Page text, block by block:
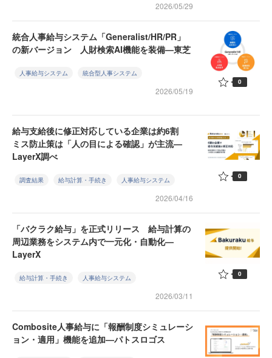
2026/05/29
統合人事給与システム「Generalist/HR/PR」
の新バージョン 人財検索AI機能を装備—東芝
人事給与システム 統合型人事システム
2026/05/19
0
給与支給後に修正対応している企業は約6割
ミス防止策は「人の目による確認」が主流—
LayerX調べ
調査結果 給与計算・手続き 人事給与システム
2026/04/16
0
「バクラク給与」を正式リリース 給与計算の
周辺業務をシステム内で一元化・自動化—
LayerX
給与計算・手続き 人事給与システム
2026/03/11
0
Combosite人事給与に「報酬制度シミュレーシ
ョン・適用」機能を追加—パトスロゴス